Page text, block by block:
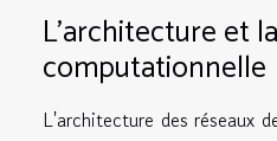
L'architecture et
computationnelle
L'architecture des réseaux